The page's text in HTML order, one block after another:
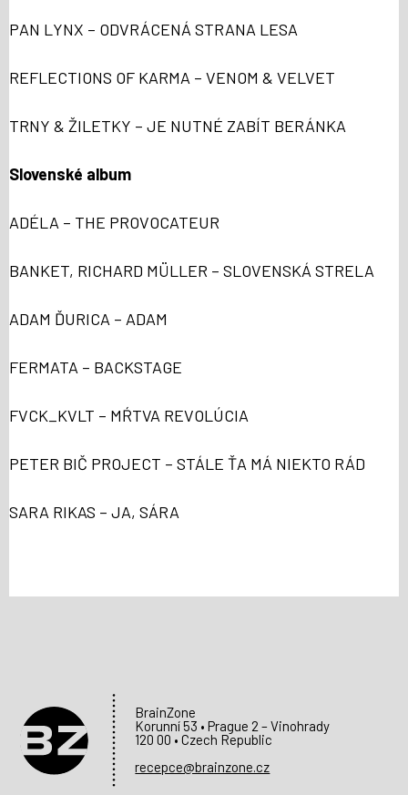
PAN LYNX – ODVRÁCENÁ STRANA LESA
REFLECTIONS OF KARMA – VENOM & VELVET
TRNY & ŽILETKY – JE NUTNÉ ZABÍT BERÁNKA
Slovenské album
ADÉLA – THE PROVOCATEUR
BANKET, RICHARD MÜLLER – SLOVENSKÁ STRELA
ADAM ĎURICA – ADAM
FERMATA – BACKSTAGE
FVCK_KVLT – MŔTVA REVOLÚCIA
PETER BIČ PROJECT – STÁLE ŤA MÁ NIEKTO RÁD
SARA RIKAS – JA, SÁRA
BrainZone
Korunní 53 • Prague 2 – Vinohrady
120 00 • Czech Republic
recepce@brainzone.cz